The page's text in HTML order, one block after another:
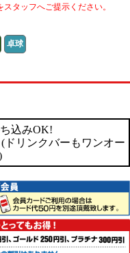
タッフへご提示ください。
卓球
込みOK!
(ドリンクバーもワンオー